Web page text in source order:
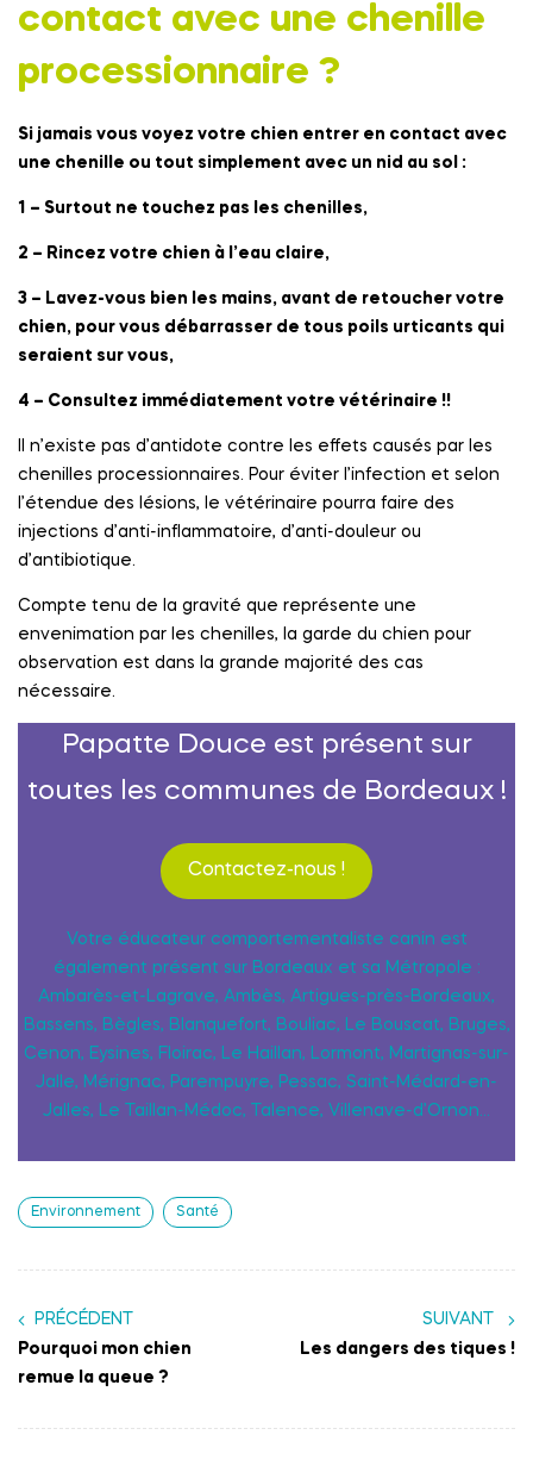
contact avec une chenille
processionnaire ?
Si jamais vous voyez votre chien entrer en contact avec
une chenille ou tout simplement avec un nid au sol :
1 – Surtout ne touchez pas les chenilles,
2 – Rincez votre chien à l’eau claire,
3 – Lavez-vous bien les mains, avant de retoucher votre
chien, pour vous débarrasser de tous poils urticants qui
seraient sur vous,
4 – Consultez immédiatement votre vétérinaire !!
Il n’existe pas d’antidote contre les effets causés par les
chenilles processionnaires. Pour éviter l’infection et selon
l’étendue des lésions, le vétérinaire pourra faire des
injections d’anti-inflammatoire, d’anti-douleur ou
d’antibiotique.
Compte tenu de la gravité que représente une
envenimation par les chenilles, la garde du chien pour
observation est dans la grande majorité des cas
nécessaire.
Papatte Douce est présent sur
toutes les communes de Bordeaux !
Contactez-nous !
Votre éducateur comportementaliste canin est
également présent sur Bordeaux et sa Métropole :
Ambarès-et-Lagrave, Ambès, Artigues-près-Bordeaux,
Bassens, Bègles, Blanquefort, Bouliac, Le Bouscat, Bruges,
Cenon, Eysines, Floirac, Le Haillan, Lormont, Martignas-sur-
Jalle, Mérignac, Parempuyre, Pessac, Saint-Médard-en-
Jalles, Le Taillan-Médoc, Talence, Villenave-d’Ornon…
Environnement Santé
PRÉCÉDENT
Pourquoi mon chien
remue la queue ?
SUIVANT
Les dangers des tiques !